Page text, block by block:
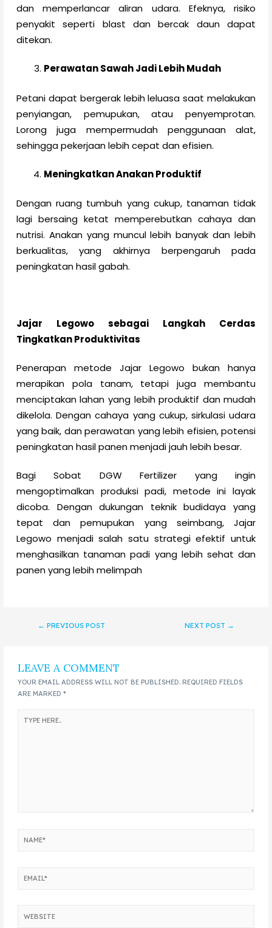
dan memperlancar aliran udara. Efeknya, risiko
penyakit seperti blast dan bercak daun dapat
ditekan.
Perawatan Sawah Jadi Lebih Mudah
Petani dapat bergerak lebih leluasa saat melakukan
penyiangan, pemupukan, atau penyemprotan.
Lorong juga mempermudah penggunaan alat,
sehingga pekerjaan lebih cepat dan efisien.
Meningkatkan Anakan Produktif
Dengan ruang tumbuh yang cukup, tanaman tidak
lagi bersaing ketat memperebutkan cahaya dan
nutrisi. Anakan yang muncul lebih banyak dan lebih
berkualitas, yang akhirnya berpengaruh pada
peningkatan hasil gabah.
Jajar Legowo sebagai Langkah Cerdas
Tingkatkan Produktivitas
Penerapan metode Jajar Legowo bukan hanya
merapikan pola tanam, tetapi juga membantu
menciptakan lahan yang lebih produktif dan mudah
dikelola. Dengan cahaya yang cukup, sirkulasi udara
yang baik, dan perawatan yang lebih efisien, potensi
peningkatan hasil panen menjadi jauh lebih besar.
Bagi Sobat DGW Fertilizer yang ingin
mengoptimalkan produksi padi, metode ini layak
dicoba. Dengan dukungan teknik budidaya yang
tepat dan pemupukan yang seimbang, Jajar
Legowo menjadi salah satu strategi efektif untuk
menghasilkan tanaman padi yang lebih sehat dan
panen yang lebih melimpah
← PREVIOUS POST NEXT POST →
LEAVE A COMMENT
YOUR EMAIL ADDRESS WILL NOT BE PUBLISHED. REQUIRED FIELDS
ARE MARKED*